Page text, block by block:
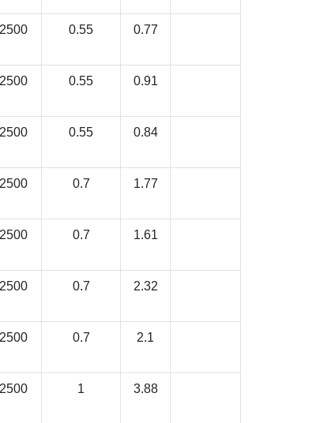
2500 0.55 0.77
2500 0.55 0.91
2500 0.55 0.84
2500 0.7 1.77
2500 0.7 1.61
2500 0.7 2.32
2500 0.7 2.1
2500 1 3.88